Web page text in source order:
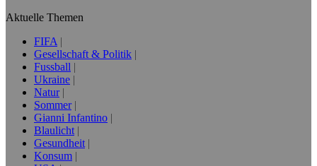
Aktuelle Themen
FIFA
Gesellschaft & Politik
Fussball
Ukraine
Natur
Sommer
Gianni Infantino
Blaulicht
Gesundheit
Konsum